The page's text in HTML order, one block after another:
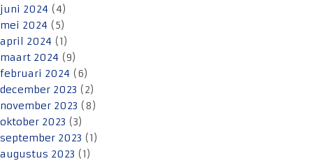
juni 2024 (4)
mei 2024 (5)
april 2024 (1)
maart 2024 (9)
februari 2024 (6)
december 2023 (2)
november 2023 (8)
oktober 2023 (3)
september 2023 (1)
augustus 2023 (1)